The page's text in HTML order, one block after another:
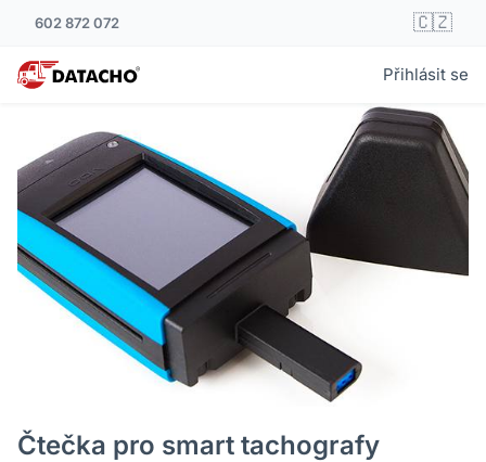
602 872 072 🇨🇿
Přihlásit se
Čtečka pro smart tachografy